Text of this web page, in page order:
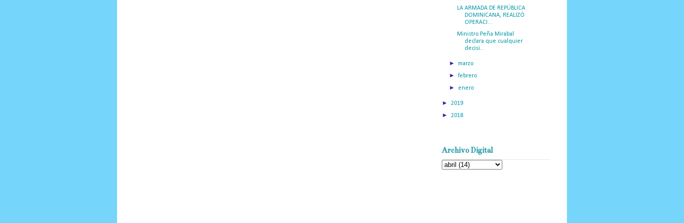
LA ARMADA DE REPÚBLICA
DOMINICANA, REALIZÓ
OPERACI...
Ministro Peña Mirabal
declara que cualquier
decisi...
►marzo
►febrero
► enero
► 2019
► 2018
Archivo Digital